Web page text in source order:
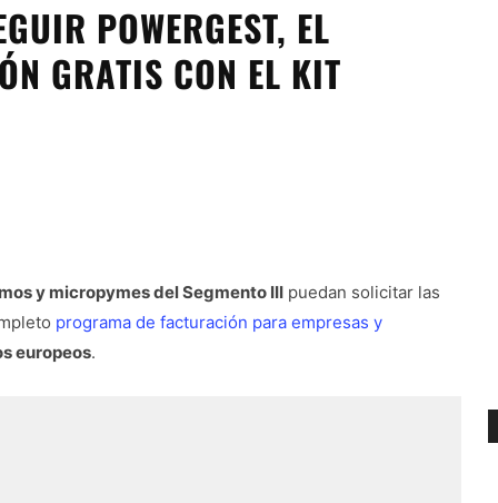
POWERGEST, EL
GRATIS CON EL KIT
y micropymes del Segmento III puedan solicitar las
programa de facturación para empresas y
europeos.